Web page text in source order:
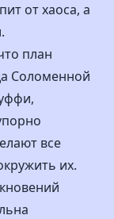
от хаоса, а
план
Соломенной
все
их.